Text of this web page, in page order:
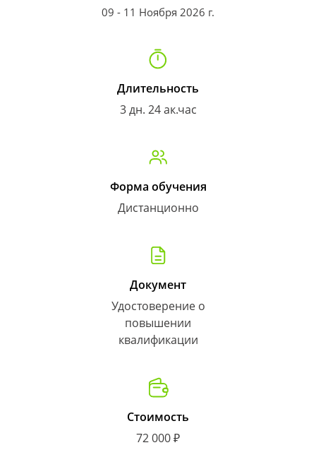
09 - 11 Ноября 2026 г.
Длительность
3 дн. 24 ак.час
Форма обучения
Дистанционно
Документ
Удостоверение о
повышении
квалификации
Стоимость
72 000 ₽